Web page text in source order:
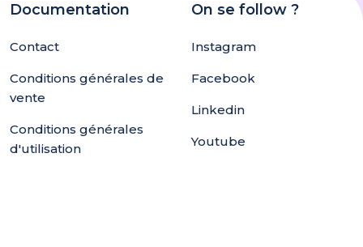
Documentation
Contact
Conditions générales de
vente
Conditions générales
d'utilisation
On se follow ?
Instagram
Facebook
Linkedin
Youtube